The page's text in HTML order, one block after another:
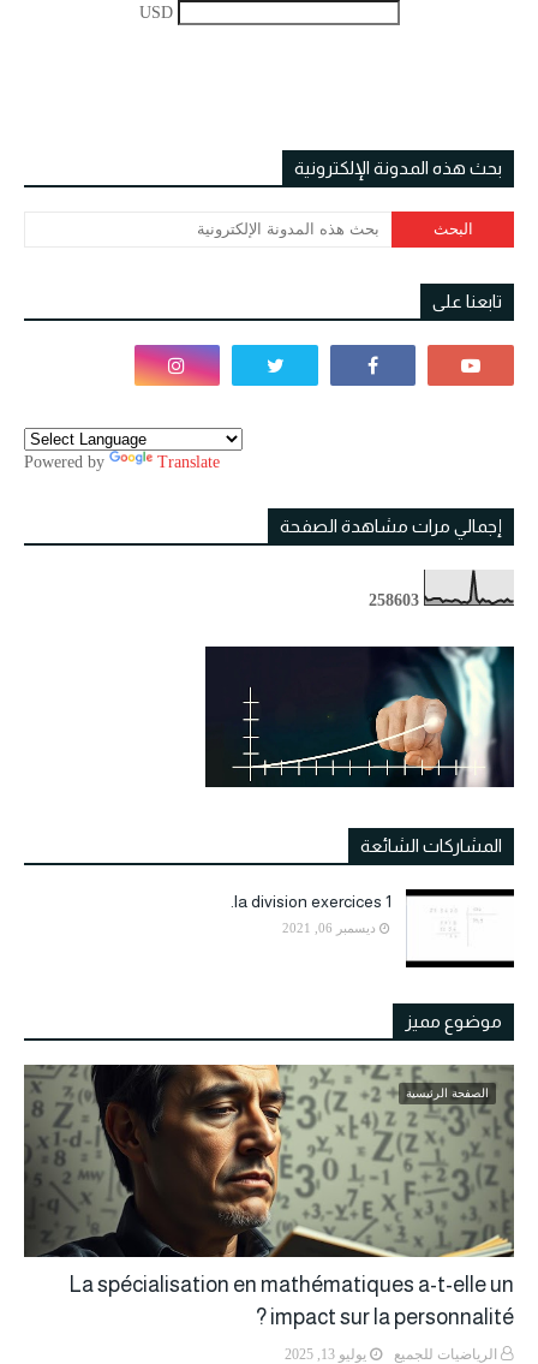
USD
بحث هذه المدونة الإلكترونية
تابعنا على
Powered by Translate
إجمالي مرات مشاهدة الصفحة
258603
المشاركات الشائعة
la division exercices 1.
ديسمبر 06, 2021
موضوع مميز
الصفحة الرئيسية
La spécialisation en mathématiques a-t-elle un
impact sur la personnalité ?
الرياضيات للجميع
يوليو 13, 2025